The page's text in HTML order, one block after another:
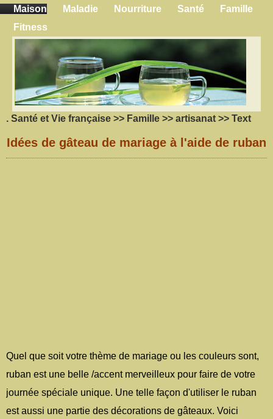
Maison Maladie Nourriture Santé
Famille
Fitness
Santé et Vie française >> Famille >> artisanat >> Text
Idées de gâteau de mariage à l'aide de ruban
Quel que soit votre thème de mariage ou les couleurs sont,
ruban est une belle /accent merveilleux pour faire de votre
journée spéciale unique. Une telle façon d'utiliser le ruban
est aussi une partie des décorations de gâteaux. Voici